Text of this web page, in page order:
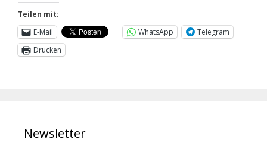
Teilen mit:
E-Mail
WhatsApp
Telegram
Drucken
Newsletter